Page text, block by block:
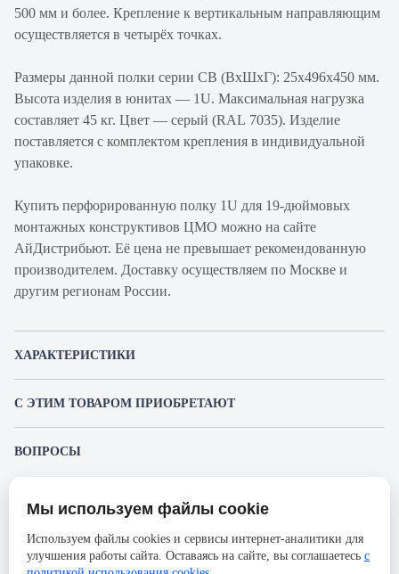
500 мм и более. Крепление к вертикальным направляющим
осуществляется в четырёх точках.
Размеры данной полки серии СВ (ВхШхГ): 25х496х450 мм.
Высота изделия в юнитах — 1U. Максимальная нагрузка
составляет 45 кг. Цвет — серый (RAL 7035). Изделие
поставляется с комплектом крепления в индивидуальной
упаковке.
Купить перфорированную полку 1U для 19-дюймовых
монтажных конструктивов ЦМО можно на сайте
АйДистрибьют. Её цена не превышает рекомендованную
производителем. Доставку осуществляем по Москве и
другим регионам России.
ХАРАКТЕРИСТИКИ
Производитель
Ширина, мм
Высота, мм
Глубина, мм
450
С ЭТИМ ТОВАРОМ ПРИОБРЕТАЮТ
ЦМО ШТК-М-42.6.8-44АА
ВОПРОСЫ
Пожалуйста, авторизуйтесь, чтобы иметь
Представленные изображения и характеристики могут отличаться от реального
без предварительного уведомления. Компания АйДистрибьют не несёт
ответственности в случае не соответствия текущей модели товаров фотографиям,
размещённым в карточке товара.
Мы используем файлы cookie
Используем файлы cookies и сервисы интернет-аналитики для
улучшения работы сайта. Оставаясь на сайте, вы соглашаетесь с